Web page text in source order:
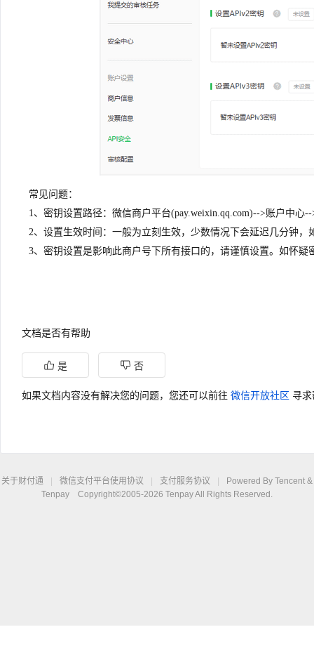
常见问题：
1、密钥设置路径：微信商户平台(pay.weixin.qq.com)-->账户中心
2、设置生效时间：一般为立刻生效，少数情况下会延迟几分钟，
3、密钥设置是影响此商户号下所有接口的，请谨慎设置。如怀
文档是否有帮助
是 否
如果文档内容没有解决您的问题，您还可以前往 微信开放社区 寻
关于财付通 微信支付平台使用协议 支付服务协议
Powered By Tencent &
Tenpay Copyright©2005-2026 Tenpay All Rights Reserved.